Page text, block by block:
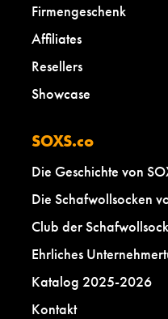
Firmengeschenk
Affiliates
Resellers
Showcase
SOXS.co
Die Geschichte von
Die Schafwollsocken
Club der
Ehrliches
Katalog 2025-2026
Kontakt